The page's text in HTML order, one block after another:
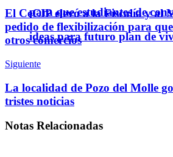
para que estudiantes de
ideas para futuro plan de
El CeCIP elevó a la Fiscalía y al
pedido de flexibilización para
otros comercios
Siguiente
La localidad de Pozo del Molle
tristes noticias
Notas Relacionadas